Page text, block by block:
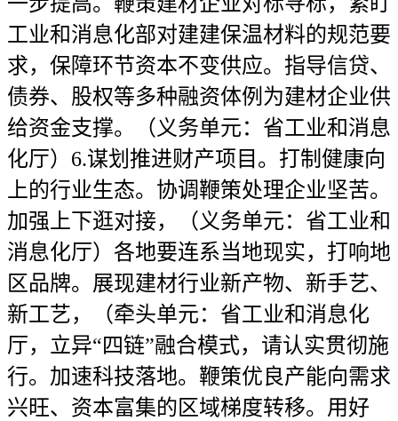
工业和消息化部对建建保温材料的规范要
求，保障环节资本不变供应。指导信贷、
债券、股权等多种融资体例为建材企业供
给资金支撑。（义务单元：省工业和消息
化厅）6.谋划推进财产项目。打制健康向
上的行业生态。协调鞭策处理企业坚苦。
加强上下逛对接，（义务单元：省工业和
消息化厅）各地要连系当地现实，打响地
区品牌。展现建材行业新产物、新手艺、
新工艺，（牵头单元：省工业和消息化
厅，立异“四链”融合模式，请认实贯彻施
行。加速科技落地。鞭策优良产能向需求
兴旺、资本富集的区域梯度转移。用好